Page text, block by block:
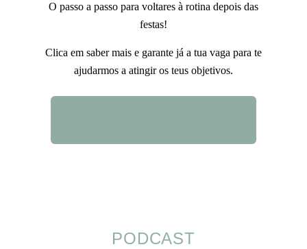
O passo a passo para voltares à rotina depois das
festas!
Clica em saber mais e garante já a tua vaga para te
ajudarmos a atingir os teus objetivos.
PODCAST